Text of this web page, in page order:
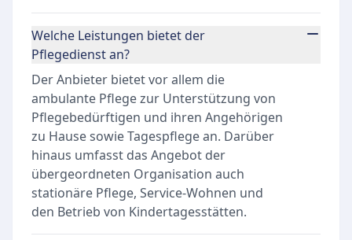
Welche Leistungen bietet der
Pflegedienst an?
Der Anbieter bietet vor allem die
ambulante Pflege zur Unterstützung von
Pflegebedürftigen und ihren Angehörigen
zu Hause sowie Tagespflege an. Darüber
hinaus umfasst das Angebot der
übergeordneten Organisation auch
stationäre Pflege, Service-Wohnen und
den Betrieb von Kindertagesstätten.